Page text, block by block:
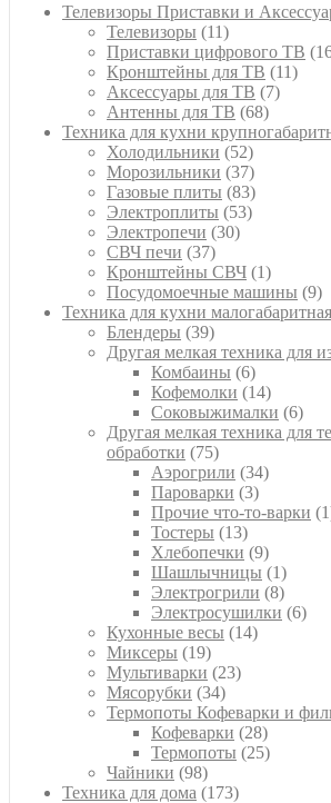
Телевизоры Приставки и
Телевизоры 1111
товаров
Приставки цифрового ТВ
Кронштейны для ТВ 1111
Аксессуары для ТВ 77
Антенны для ТВ 6868
товаров
Техника для кухни
Холодильники 5252
товара
Морозильники 3737
товаров
Газовые плиты 8383
товара
Электроплиты 5353
Электропечи 3030
СВЧ печи 3737
товаров
Кронштейны СВЧ 11
товар
Посудомоечные машины 99
Техника для кухни малогабаритная
Блендеры 3939
товаров
Другая мелкая техника для
Комбаины 66
товаров
Кофемолки 1414
товаров
Соковыжималки 66
Другая мелкая техника для
обработки
7575
товаров
Аэрогрили 3434
Пароварки 33
товара
Прочие что-то-варки 1
Тостеры 1313
товаров
Хлебопечки 99
товаров
Шашлычницы 11
товар
Электрогрили 88
товаров
Электросушилки 66
Кухонные весы 1414
Миксеры 1919
товаров
Мультиварки 2323
Мясорубки 3434
товара
Термопоты Кофеварки и
Кофеварки 2828
товаров
Термопоты 2525
Чайники 9898
товаров
Техника для дома 173173